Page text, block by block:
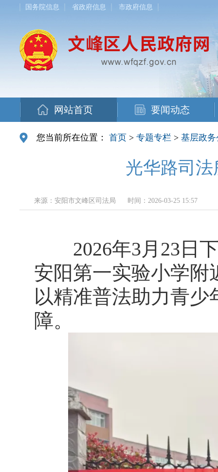
国务院信息 省政府信息 市政府信息
网站首页 要闻动态
您当前所在位置： 首页 > 专题专栏 > 基层政
光华路司
来源：安阳市文峰区司法局 时间：2026-03-25 15:57
2026年3月23日下
安阳第一实验小学附
以精准普法助力青
障。